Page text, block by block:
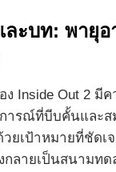
ละบท: พายุ
Inside Out 2 มี
ารณ์ที่บีบคั้นและสม
ยเป้าหมายที่ชัดเ
ลายเป็นสนามทด